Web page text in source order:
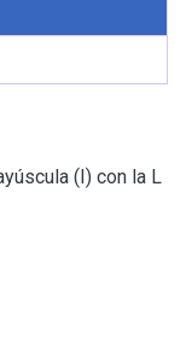
(I) con la L